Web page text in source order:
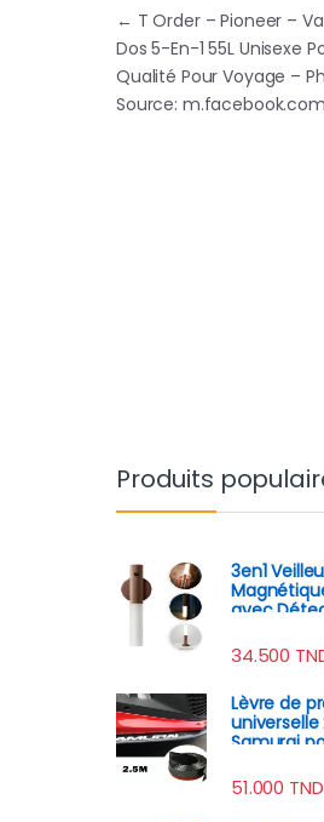
Navigation
← T Order – Pioneer –
Dos 5-En-1 55L Unisexe
Qualité Pour Voyage –
Source:
Produits
3en1
avec
34.500
Lèvre de
Samurai
51.000 TND